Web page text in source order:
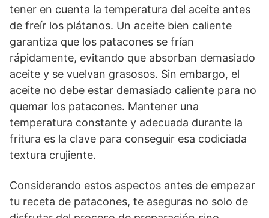
tener en cuenta la temperatura del aceite antes
de freír los plátanos. Un aceite bien caliente
garantiza que los patacones se frían
rápidamente, evitando que absorban demasiado
aceite y se vuelvan grasosos. Sin embargo, el
aceite no debe estar demasiado caliente para no
quemar los patacones. Mantener una
temperatura constante y adecuada durante la
fritura es la clave para conseguir esa codiciada
textura crujiente.
Considerando estos aspectos antes de empezar
tu receta de patacones, te aseguras no solo de